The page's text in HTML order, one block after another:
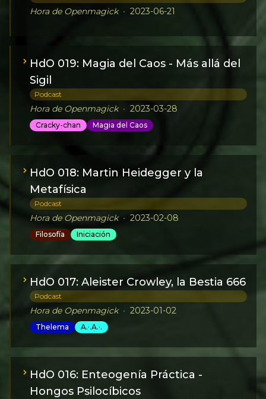
Hora de Openmagick • 2023-06-21
HdO 019: Magia del Caos - Más allá del
Sigil
Podcast
Hora de Openmagick • 2023-03-28
Cracky-chan Magia del Caos
HdO 018: Martin Heidegger y la
Metafísica
Podcast
Hora de Openmagick • 2023-02-08
Filosofía Iniciación
HdO 017: Aleister Crowley, la Bestia 666
Podcast
Hora de Openmagick • 2023-01-02
Thelema A.·.A.·.
HdO 016: Enteogenía Práctica -
Hongos Psilocíbicos